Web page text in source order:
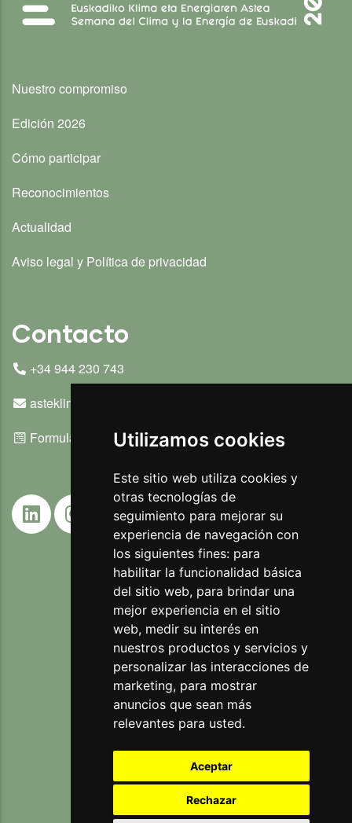
Utilizamos cookies
Este sitio web utiliza cookies y
otras tecnologías de
seguimiento para mejorar su
experiencia de navegación con
los siguientes fines: para
habilitar la funcionalidad básica
del sitio web, para brindar una
mejor experiencia en el sitio
web, medir su interés en
nuestros productos y servicios y
personalizar las interacciones de
marketing, para mostrar
anuncios que sean más
relevantes para usted.
Aceptar
Rechazar
Nuestro compromiso
Edición 2026
Cómo participar
Reconocimientos
Actualidad
Aviso legal y Política de privacidad
Contacto
+34 944 230 743
asteklima@ihobe.eus
Formulario de contacto